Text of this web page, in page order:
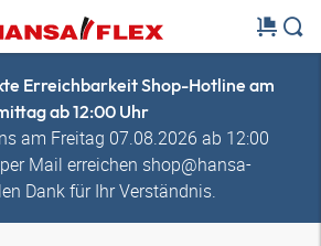
Erreichbarkeit Shop-Hotline am
ab 12:00 Uhr
am Freitag 07.08.2026 ab 12:00
Mail erreichen shop@hansa-
Dank für Ihr Verständnis.